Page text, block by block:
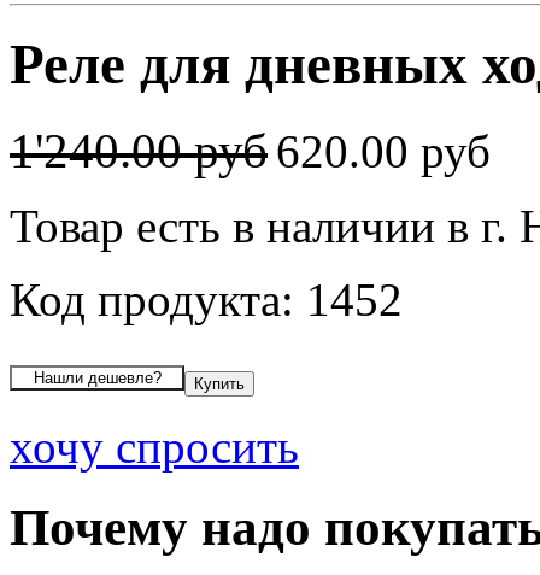
Реле для дневных
1'240.00 руб620.00 руб
Товар есть в наличии в
Код продукта: 1452
хочу спросить
Почему надо